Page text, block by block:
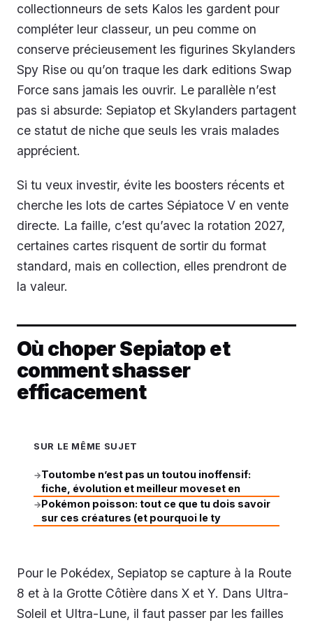
collectionneurs de sets Kalos les gardent pour
compléter leur classeur, un peu comme on
conserve précieusement les figurines Skylanders
Spy Rise ou qu’on traque les dark editions Swap
Force sans jamais les ouvrir. Le parallèle n’est
pas si absurde: Sepiatop et Skylanders partagent
ce statut de niche que seuls les vrais malades
apprécient.
Si tu veux investir, évite les boosters récents et
cherche les lots de cartes Sépiatoce V en vente
directe. La faille, c’est qu’avec la rotation 2027,
certaines cartes risquent de sortir du format
standard, mais en collection, elles prendront de
la valeur.
Où choper Sepiatop et
comment shasser
efficacement
SUR LE MÊME SUJET
→Toutombe n’est pas un toutou inoffensif:
fiche, évolution et meilleur moveset en
→Pokémon poisson: tout ce que tu dois savoir
sur ces créatures (et pourquoi le ty
Pour le Pokédex, Sepiatop se capture à la Route
8 et à la Grotte Côtière dans X et Y. Dans Ultra-
Soleil et Ultra-Lune, il faut passer par les failles